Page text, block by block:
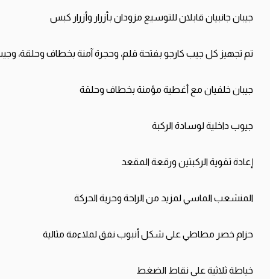
جيبان جانبيان قابلانللتوسيع مزودان بأزرار وأزرار كبس
تم تجهيز كل جيب كارجو بفتحة قلم، وحجرة آمنة بخطاف وحلقة،
جيبان خلفيان مع أغطية مؤمنة بخطاف وحلقة
جيوبداخليةلوسادةالركبة
إعادة تقويةالركبتين ورقعةالمقعد
المنشعبالماسيلمزيد منالراحة وحريةالحركة
حزام خصر مطاطي على شكل أنبوبنفقلملاءمة مثالية
خياطة ثلاثية علىنقاط الضغط